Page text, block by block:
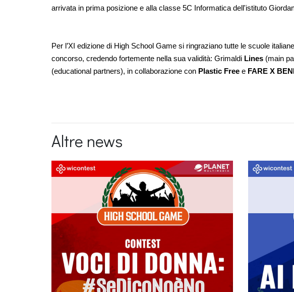
arrivata in prima posizione e alla classe 5C Informatica dell'istituto
Per l’XI edizione di High School Game si ringraziano tutte le scuole
concorso, credendo fortemente nella sua validità: Grimaldi Lines (main
(educational partners), in collaborazione con Plastic Free e FARE X
Altre news